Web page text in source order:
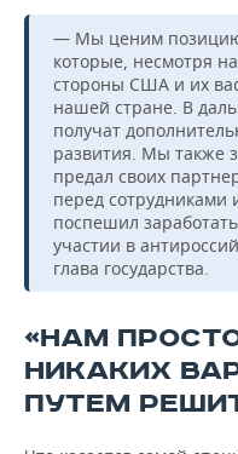
— Мы ценим позицию
которые, несмотря
стороны США и их
нашей стране. В
получат
развития. Мы также
предал своих
перед сотрудниками
поспешил
участии в
глава государства.
«НАМ
НИКАКИХ
ПУТЕМ